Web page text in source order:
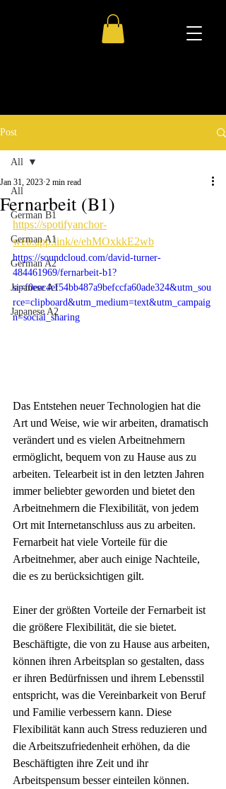
Post
All
German B1
German A1
German A2
Japanese A1
Japanese A2
All
Fernarbeit (B1)
Jan 31, 2023 2 min read
https://spotifyanchor-
web.app.link/e/ehMOxkkE2wb
https://soundcloud.com/david-turner-
484461969/fernarbeit-b1?
si=f0eec4ef54bb487a9befccfa60ade324&utm_sou
rce=clipboard&utm_medium=text&utm_campaig
n=social_sharing
Das Entstehen neuer Technologien hat die
Art und Weise, wie wir arbeiten, dramatisch
verändert und es vielen Arbeitnehmern
ermöglicht, bequem von zu Hause aus zu
arbeiten. Telearbeit ist in den letzten Jahren
immer beliebter geworden und bietet den
Arbeitnehmern die Flexibilität, von jedem
Ort mit Internetanschluss aus zu arbeiten.
Fernarbeit hat viele Vorteile für die
Arbeitnehmer, aber auch einige Nachteile,
die es zu berücksichtigen gilt.
Einer der größten Vorteile der Fernarbeit ist
die größere Flexibilität, die sie bietet.
Beschäftigte, die von zu Hause aus arbeiten,
können ihren Arbeitsplan so gestalten, dass
er ihren Bedürfnissen und ihrem Lebensstil
entspricht, was die Vereinbarkeit von Beruf
und Familie verbessern kann. Diese
Flexibilität kann auch Stress reduzieren und
die Arbeitszufriedenheit erhöhen, da die
Beschäftigten ihre Zeit und ihr
Arbeitspensum besser einteilen können.